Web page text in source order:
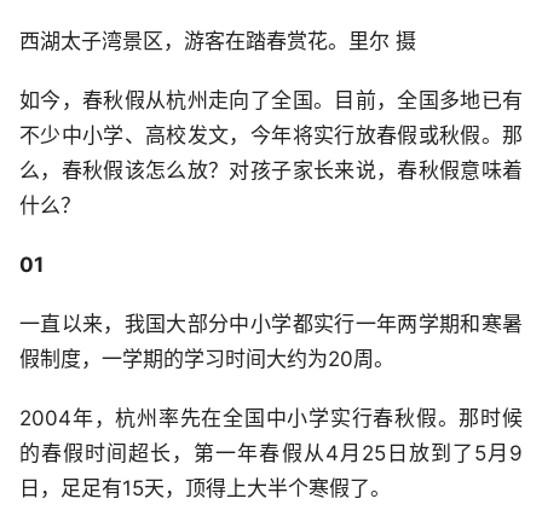
西湖太子湾景区，游客在踏春赏花。里尔 摄
如今，春秋假从杭州走向了全国。目前，全国多地已有
不少中小学、高校发文，今年将实行放春假或秋假。那
么，春秋假该怎么放？对孩子家长来说，春秋假意味着
什么？
01
一直以来，我国大部分中小学都实行一年两学期和寒暑
假制度，一学期的学习时间大约为20周。
2004年，杭州率先在全国中小学实行春秋假。那时候
的春假时间超长，第一年春假从4月25日放到了5月9
日，足足有15天，顶得上大半个寒假了。